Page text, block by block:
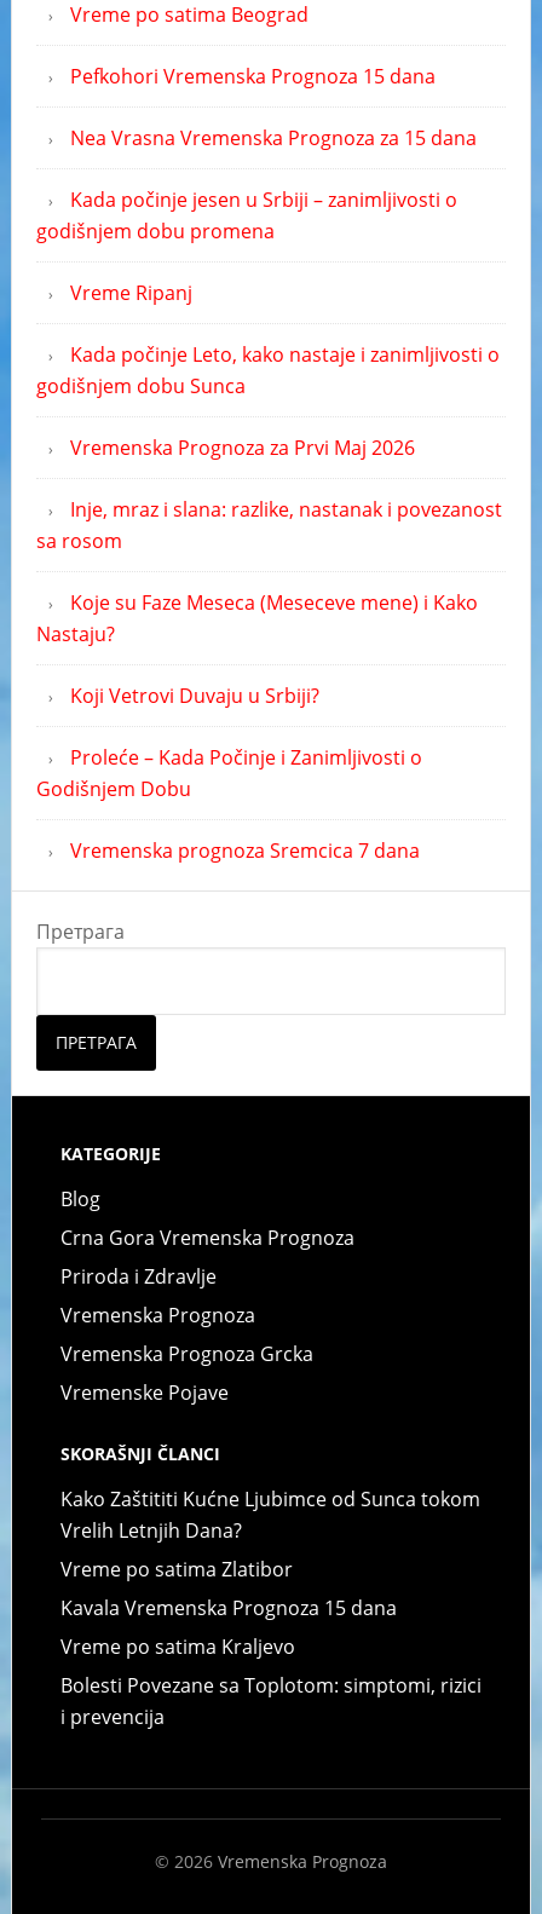
Vreme po satima Beograd
Pefkohori Vremenska Prognoza 15 dana
Nea Vrasna Vremenska Prognoza za 15 dana
Kada počinje jesen u Srbiji – zanimljivosti o
godišnjem dobu promena
Vreme Ripanj
Kada počinje Leto, kako nastaje i zanimljivosti o
godišnjem dobu Sunca
Vremenska Prognoza za Prvi Maj 2026
Inje, mraz i slana: razlike, nastanak i povezanost
sa rosom
Koje su Faze Meseca (Meseceve mene) i Kako
Nastaju?
Koji Vetrovi Duvaju u Srbiji?
Proleće – Kada Počinje i Zanimljivosti o
Godišnjem Dobu
Vremenska prognoza Sremcica 7 dana
Претрага
ПРЕТРАГА
KATEGORIJE
Blog
Crna Gora Vremenska Prognoza
Priroda i Zdravlje
Vremenska Prognoza
Vremenska Prognoza Grcka
Vremenske Pojave
SKORAŠNJI ČLANCI
Kako Zaštititi Kućne Ljubimce od Sunca tokom
Vrelih Letnjih Dana?
Vreme po satima Zlatibor
Kavala Vremenska Prognoza 15 dana
Vreme po satima Kraljevo
Bolesti Povezane sa Toplotom: simptomi, rizici
i prevencija
© 2026 Vremenska Prognoza